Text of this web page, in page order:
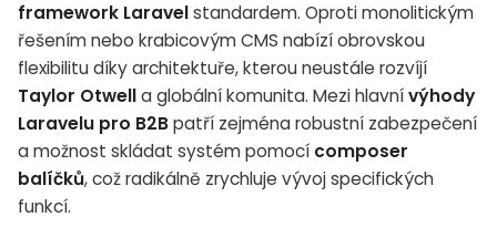
framework Laravelstandardem. Oproti monolitickým
řešením nebo krabicovým CMS nabízí obrovskou
flexibilitu díky architektuře, kterou neustále rozvíjí
Taylor Otwella globální komunita. Mezi hlavnívýhody
Laravelu pro B2Bpatří zejména robustní zabezpečení
a možnost skládat systém pomocí composer
balíčků, což radikálně zrychluje vývoj specifických
funkcí.